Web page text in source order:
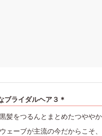
ブライダルヘア３＊
髪をつるんとまとめたつややか
ェーブが主流の今だからこそ